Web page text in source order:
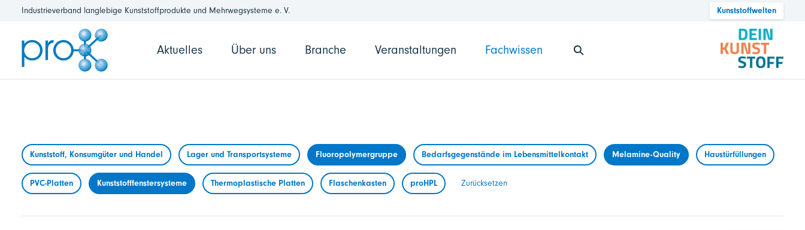
Industrieverband langlebige Kunststoffprodukte und Mehrwegsysteme e. V. Kunststoffwelten
Aktuelles Über uns Branche Veranstaltungen Fachwissen
Kunststoff, Konsumgüter und Handel Lager und Transportsysteme Fluoropolymergruppe Bedarfsgegenstände im Lebensmittelkontakt Melamine-Quality Haustürfüllungen
PVC-Platten Kunststofffenstersysteme Thermoplastische Platten Flaschenkasten proHPL Zurücksetzen